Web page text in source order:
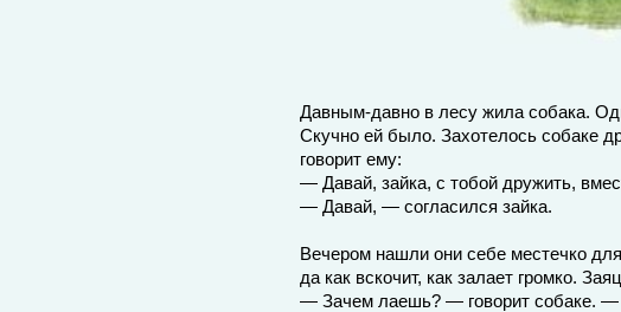
Давным-давно в лесу жила собака.
Скучно ей было. Захотелось собаке
говорит ему:
— Давай, зайка, с тобой дружить,
— Давай, — согласился зайка.
Вечером нашли они себе местечко
да как вскочит, как залает громко.
— Зачем лаешь? — говорит собаке. —